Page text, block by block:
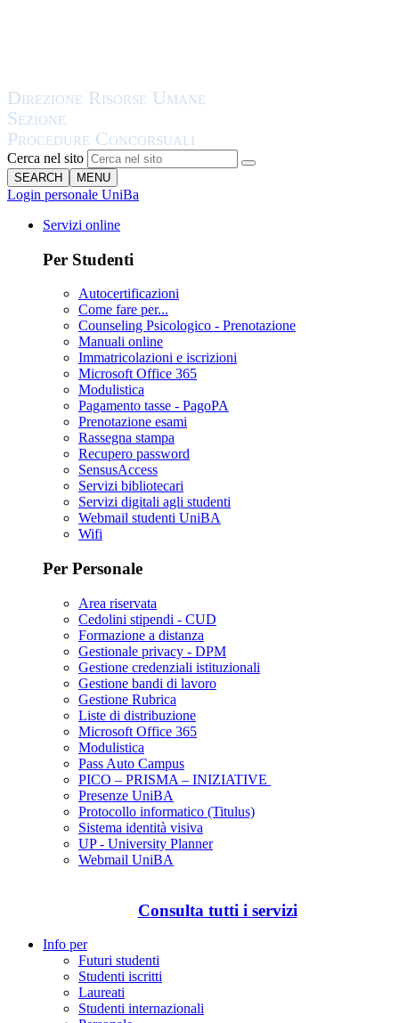
Cerca nel sito
SEARCH MENU
Login personale UniBa
Servizi online
Per Studenti
Autocertificazioni
Come fare per...
Counseling Psicologico - Prenotazione
Manuali online
Immatricolazioni e iscrizioni
Microsoft Office 365
Modulistica
Pagamento tasse - PagoPA
Prenotazione esami
Rassegna stampa
Recupero password
SensusAccess
Servizi bibliotecari
Servizi digitali agli studenti
Webmail studenti UniBA
Wifi
Per Personale
Area riservata
Cedolini stipendi - CUD
Formazione a distanza
Gestionale privacy - DPM
Gestione credenziali istituzionali
Gestione bandi di lavoro
Gestione Rubrica
Liste di distribuzione
Microsoft Office 365
Modulistica
Pass Auto Campus
PICO – PRISMA – INIZIATIVE
Presenze UniBA
Protocollo informatico (Titulus)
Sistema identità visiva
UP - University Planner
Webmail UniBA
Consulta tutti i servizi
Info per
Futuri studenti
Studenti iscritti
Laureati
Studenti internazionali